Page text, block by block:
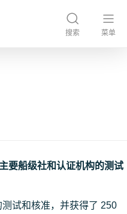
搜索 菜单
要船级社和认证机构的测试
试和核准，并获得了 250